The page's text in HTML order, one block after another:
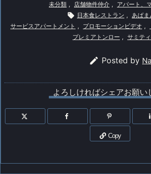
未分類 , 店舗物件仲介 , アパート、
 日本食レストラン , あぱま
サービスアパートメント , プロモーションビデオ ,
プレミアトンロー , サミテ
 Posted by
よろしければシェアお願い
Copy